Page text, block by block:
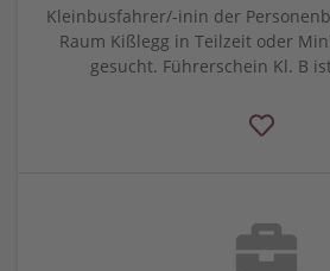
Kleinbusfahrer/-inin der
Raum Kißlegg in Teilzeit oder
gesucht. Führerschein Kl. B